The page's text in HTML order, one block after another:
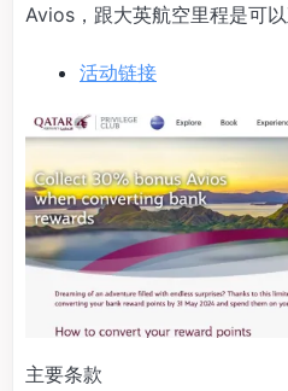
Avios，跟大英航空里程是可以
活动链接
主要条款